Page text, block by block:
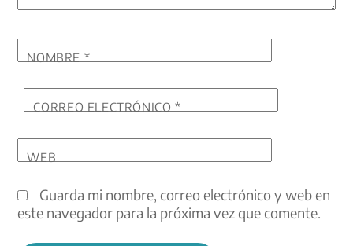
NOMBRE *
CORREO ELECTRÓNICO*
WEB
Guarda mi nombre, correo electrónico y web en
este navegador para la próxima vez que comente.